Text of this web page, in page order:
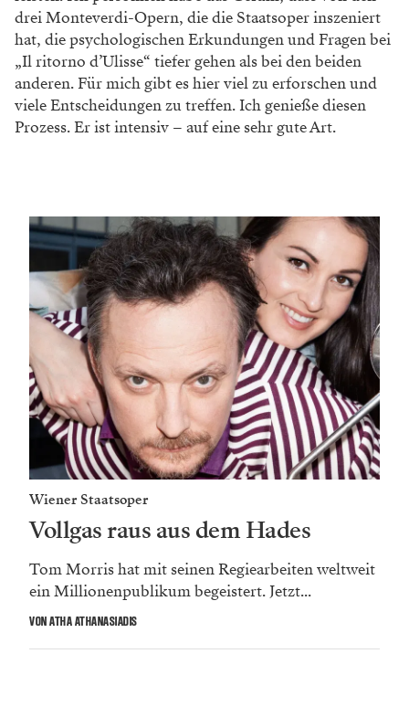
drei Monteverdi-Opern, die die Staatsoper inszeniert
hat, die psychologischen Erkundungen und Fragen bei
„Il ritorno d’Ulisse“ tiefer gehen als bei den beiden
anderen. Für mich gibt es hier viel zu erforschen und
viele Entscheidungen zu treffen. Ich genieße diesen
Prozess. Er ist intensiv – auf eine sehr gute Art.
Wiener Staatsoper
Vollgas raus aus dem Hades
Tom Morris hat mit seinen Regiearbeiten weltweit
ein Millionenpublikum ­begeistert. Jetzt...
VON ATHA ATHANASIADIS